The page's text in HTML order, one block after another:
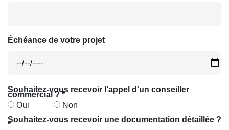
Échéance de votre projet
Souhaitez-vous recevoir l'appel d'un conseiller
commercial ? *
Oui
Non
Souhaitez-vous recevoir une documentation détaillée ?
*